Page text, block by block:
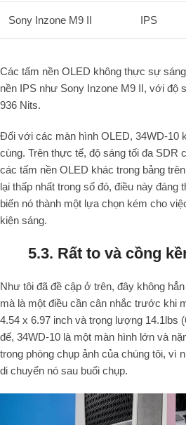
Sony Inzone M9 II IPS
Các tấm nền OLED không thực sự
nền IPS như Sony Inzone M9 II, với độ
936 Nits.
Đối với các màn hình OLED, 34WD-10
cùng. Trên thực tế, độ sáng tối đa SDR
các tấm nền OLED khác trong bảng
lại thấp nhất trong số đó, điều này đáng
biến nó thành một lựa chọn kém cho
kiện sáng.
5.3. Rất to và cồng
Như tôi đã đề cập ở trên, đây không
mà là một điều cần cân nhắc trước khi
4.54 x 6.97 inch và trọng lượng 14.1lbs
đế, 34WD-10 là một màn hình lớn và
trong phòng chụp ảnh của chúng tôi, vì
di chuyển nó sau buổi chụp.